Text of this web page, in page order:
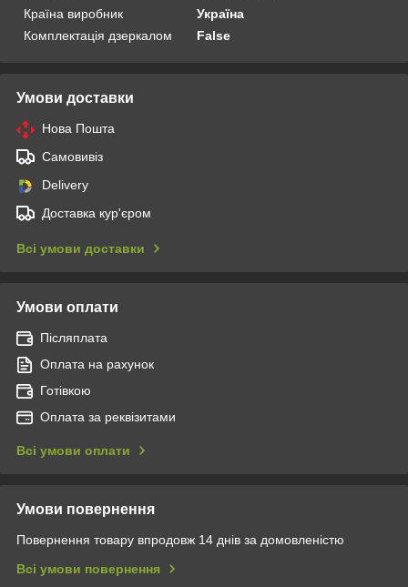
Країна виробник
Україна
Комплектація дзеркалом
False
Умови доставки
Нова Пошта
Самовивіз
Delivery
Доставка кур'єром
Всі умови доставки
Умови оплати
Післяплата
Оплата на рахунок
Готівкою
Оплата за реквізитами
Всі умови оплати
Умови повернення
Повернення товару впродовж 14 днів за домовленістю
Всі умови повернення